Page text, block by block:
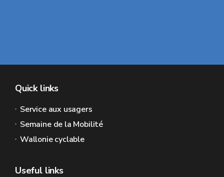
Quick links
Service aux usagers
Semaine de la Mobilité
Wallonie cyclable
Useful links